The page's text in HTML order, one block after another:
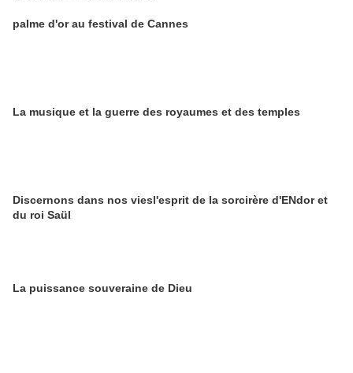
palme d'or au festival de Cannes
La musique et la guerre des royaumes et des temples
Discernons dans nos viesl'esprit de la sorcirère d'ENdor et
du roi Saül
La puissance souveraine de Dieu